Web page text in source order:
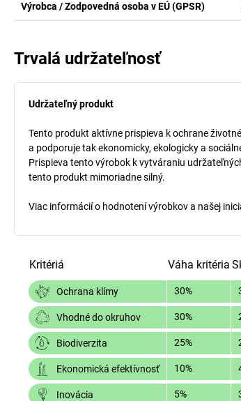
Výrobca / Zodpovedná osoba v EÚ (GPSR)
Trvalá udržateľnosť
Udržateľný produkt
Tento produkt aktívne prispieva k ochrane
a podporuje tak ekonomicky, ekologicky a
Prispieva tento výrobok k vytváraniu
tento produkt mimoriadne silný.
Viac informácií o hodnotení výrobkov a našej
Kritériá Váha kritéria
Ochrana klímy 30%
Vhodné do okruhov 30%
Biodiverzita 25%
Ekonomická efektívnosť 10%
Inovácia 5%